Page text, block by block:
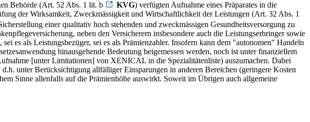
Behörde (Art. 52 Abs. 1 lit. b
KVG) verfügten Aufnahme eines Präparates in die
der Wirksamkeit, Zweckmässigkeit und Wirtschaftlichkeit der Leistungen (Art. 32 Abs. 1
einer qualitativ hoch stehenden und zweckmässigen Gesundheitsversorgung zu
neben den Versicherern insbesondere auch die Leistungserbringer sowie
es als Leistungsbezüger, sei es als Prämienzahler. Insofern kann dem "autonomen" Handeln
hinausgehende Bedeutung beigemessen werden, noch ist unter finanziellem
[unter Limitationen] von XENICAL in die Spezialitätenliste) auszumachen. Dabei
unter Berücksichtigung allfälliger Einsparungen in anderen Bereichen (geringere Kosten
Sinne allenfalls auf die Prämienhöhe auswirkt. Soweit im Übrigen auch allgemeine